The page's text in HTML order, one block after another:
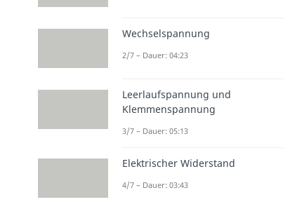
Wechselspannung
2/7 – Dauer: 04:23
Leerlaufspannung und
Klemmenspannung
3/7 – Dauer: 05:13
Elektrischer Widerstand
4/7 – Dauer: 03:43